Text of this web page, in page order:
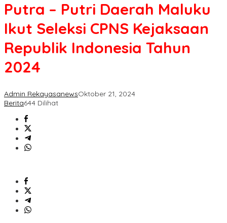
Putra – Putri Daerah Maluku
Ikut Seleksi CPNS Kejaksaan
Republik Indonesia Tahun
2024
Admin RekayasanewsOktober 21, 2024
Berita644 Dilihat